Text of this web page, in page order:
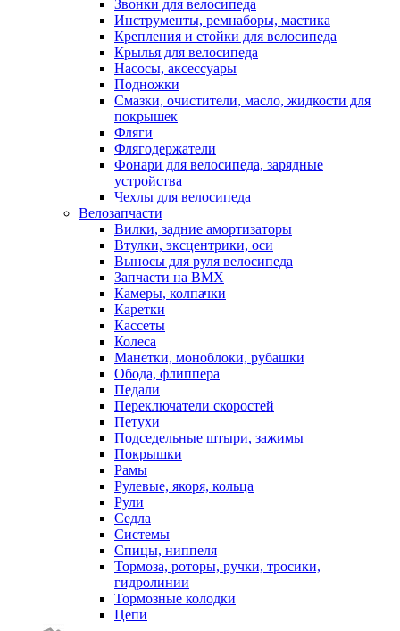
Звонки для велосипеда
Инструменты, ремнаборы, мастика
Крепления и стойки для велосипеда
Крылья для велосипеда
Насосы, аксессуары
Подножки
Смазки, очистители, масло, жидкости для
покрышек
Фляги
Флягодержатели
Фонари для велосипеда, зарядные
устройства
Чехлы для велосипеда
Велозапчасти
Вилки, задние амортизаторы
Втулки, эксцентрики, оси
Выносы для руля велосипеда
Запчасти на BMX
Камеры, колпачки
Каретки
Кассеты
Колеса
Манетки, моноблоки, рубашки
Обода, флиппера
Педали
Переключатели скоростей
Петухи
Подседельные штыри, зажимы
Покрышки
Рамы
Рулевые, якоря, кольца
Рули
Седла
Системы
Спицы, ниппеля
Тормоза, роторы, ручки, тросики,
гидролинии
Тормозные колодки
Цепи